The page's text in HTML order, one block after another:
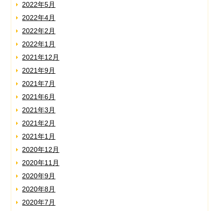
2022年5月
2022年4月
2022年2月
2022年1月
2021年12月
2021年9月
2021年7月
2021年6月
2021年3月
2021年2月
2021年1月
2020年12月
2020年11月
2020年9月
2020年8月
2020年7月